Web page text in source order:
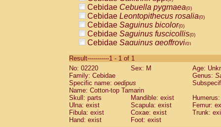
Cebidae Cebuella pygmaea(0)
Cebidae Leontopithecus rosalia(0)
Cebidae Saguinus bicolor(0)
Cebidae Saguinus fuscicollis(0)
Cebidae Saguinus geoffroyi(0)
CebidaeSaguinus labiatus(0)
Cebidae Saguinus leucopus (0)
Cebidae
CebidaeSaguinus mystax
Cebidae Saguinus nigricollis (0)
Cebidae Saguinus oedipus
Cebidae Saguinus weddelli
Cebidae Saguinusspp.
Result-----------1 - 1 of 1
No: 02220
Sex: M
Age:
Family: Cebidae
Genus:
Specific name: oedipus
Name: Cotton-top Tamarin
Skull: parts
Mandible: exist
Ulna: exist
Scapula: exist
Femur:
Fibula: exist
Coxae: exist
Trunk:
Hand: exist
Foot: exist